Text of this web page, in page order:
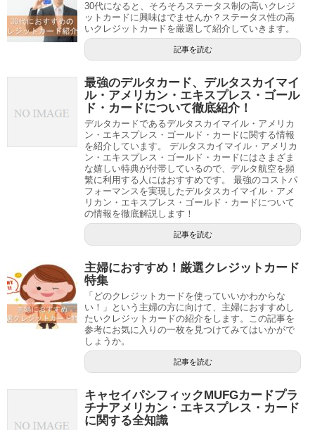
30代になると、そろそろステータス制の高いクレジ
ットカードに興味はでませんか？ステータス性の高
いクレジットカードを厳選して紹介していきます。
記事を読む
最強のデルタカード、デルタスカイマイ
ル・アメリカン・エキスプレス・ゴール
ド・カードについて徹底紹介！
デルタカードであるデルタスカイマイル・アメリカ
ン・エキスプレス・ゴールド・カードに関する情報
を紹介しています。 デルタスカイマイル・アメリカ
ン・エキスプレス・ゴールド・カードにはさまざま
な嬉しい特典が付帯しているので、デルタ航空を頻
繁に利用する人にはおすすめです。 最強のコストパ
フォーマンスを実現したデルタスカイマイル・アメ
リカン・エキスプレス・ゴールド・カードについて
の情報を徹底解説します！
記事を読む
主婦におすすめ！厳選クレジットカード
特集
「どのクレジットカードを使っていいかわからな
い！」という主婦の方に向けて、主婦におすすめし
たいクレジットカードの紹介をします。この記事を
参考にお気に入りの一枚を見つけてみてはいかがで
しょうか。
記事を読む
キャセイパシフィックMUFGカードプラ
チナアメリカン・エキスプレス・カード
に関する全知識